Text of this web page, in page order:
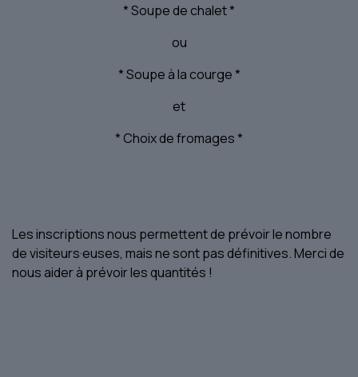
* Soupe de chalet *
ou
* Soupe à la courge *
et
* Choix de fromages *
Les inscriptions nous permettent de prévoir le nombre
de visiteurs·euses, mais ne sont pas définitives. Merci de
nous aider à prévoir les quantités !